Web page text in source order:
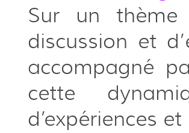
Sur un thème
discussion et
accompagné
cette
d’expériences